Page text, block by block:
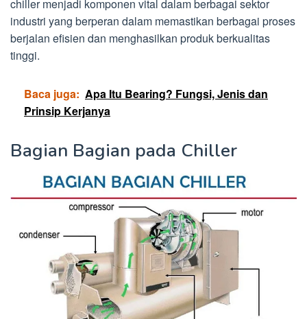
chiller menjadi komponen vital dalam berbagai sektor
industri yang berperan dalam memastikan berbagai proses
berjalan efisien dan menghasilkan produk berkualitas
tinggi.
Baca juga: Apa Itu Bearing? Fungsi, Jenis dan
Prinsip Kerjanya
Bagian Bagian pada Chiller